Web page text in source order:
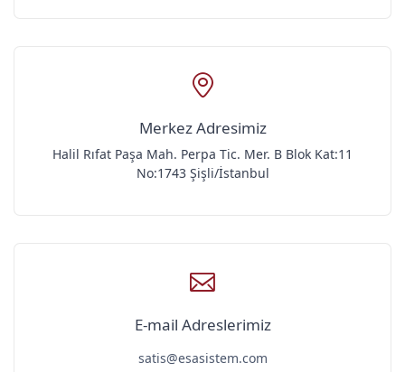
Merkez Adresimiz
Halil Rıfat Paşa Mah. Perpa Tic. Mer. B Blok Kat:11
No:1743 Şişli/İstanbul
E-mail Adreslerimiz
satis@esasistem.com